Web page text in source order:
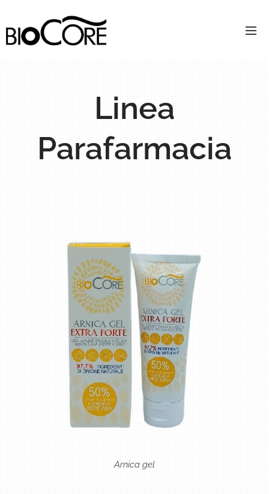
Linea
Parafarmacia
Arnica gel